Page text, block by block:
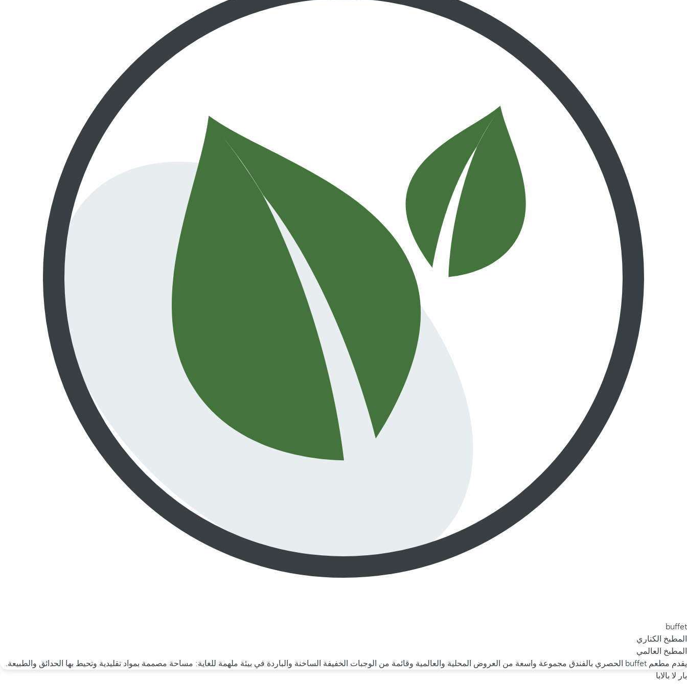
buffet
المطبخ الكناري
المطبخ العالمي
يقدم مطعم buffet الحصري بالفندق مجموعة واسعة من العروض المحلية والعالمية وقائمة من الوجبات الخفيفة الساخنة والباردة في بيئة ملهمة للغاية: مساحة مصممة بمواد تقليدية وتحيط بها الحدائق والطبيعة.
بار لا بالابا